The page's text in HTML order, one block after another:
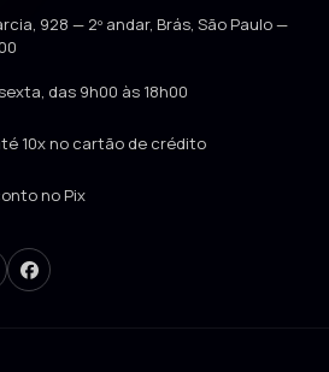
928 — 2º andar, Brás, São Paulo —
das 9h00 às 18h00
10x no cartão de crédito
no Pix